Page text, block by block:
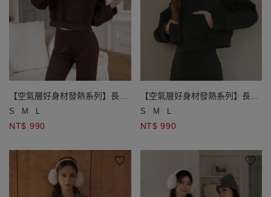
【空氣層好身材發熱系列】長袖
短版休閒帽T
S M L
NT$ 990
【空氣層好身材發熱系列】長袖
短版休閒帽T
S M L
NT$ 990